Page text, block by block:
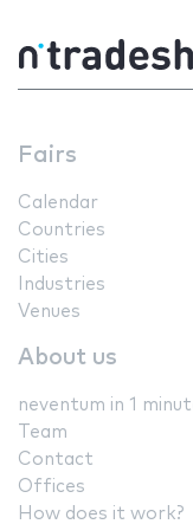
Fairs
Calendar
Countries
Cities
Industries
Venues
About us
neventum in 1
Team
Contact
Offices
How does it work?